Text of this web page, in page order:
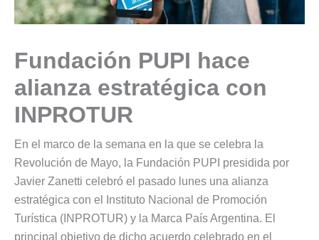
Fundación PUPI hace
alianza estratégica con
INPROTUR
En el marco de la semana en la que se celebra la
Revolución de Mayo, la Fundación PUPI presidida por
Javier Zanetti celebró el pasado lunes una alianza
estratégica con el Instituto Nacional de Promoción
Turística (INPROTUR) y la Marca País Argentina. El
principal objetivo de dicho acuerdo celebrado en el